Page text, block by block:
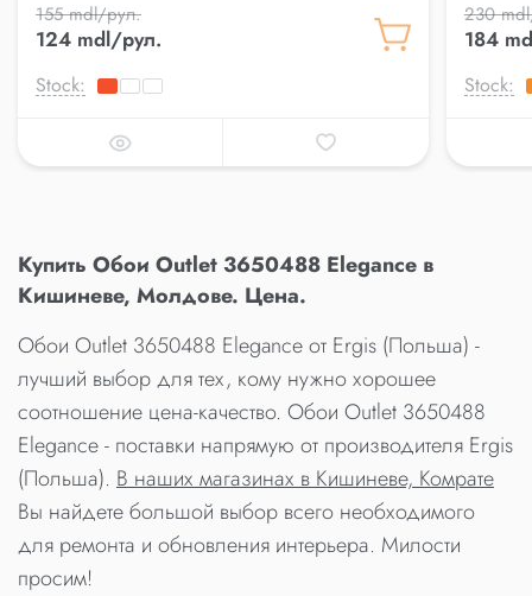
155 mdl/рул.
124 mdl/рул.
Stock:
230
184
Stock:
Купить Обои Outlet 3650488 Elegance в
Кишиневе, Молдове. Цена.
Обои Outlet 3650488 Elegance от Ergis (Польша) -
лучший выбор для тех, кому нужно хорошее
соотношение цена-качество. Обои Outlet 3650488
Elegance - поставки напрямую от производителя Ergis
(Польша). В наших магазинах в Кишиневе, Комрате
Вы найдете большой выбор всего необходимого
для ремонта и обновления интерьера. Милости
просим!